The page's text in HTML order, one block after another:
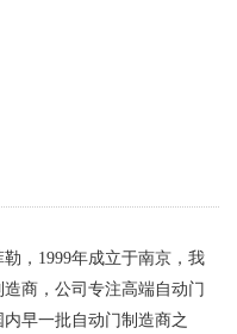
，1999年成立于南京，我
商，公司专注高端自动门
早一批自动门制造商之